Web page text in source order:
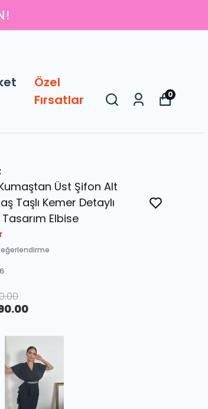
Özel
Fırsatlar
0
Üst Şifon Alt
Taşlı Kemer Detaylı
Elbise